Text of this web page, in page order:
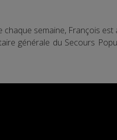
semaine, François
générale du Secours